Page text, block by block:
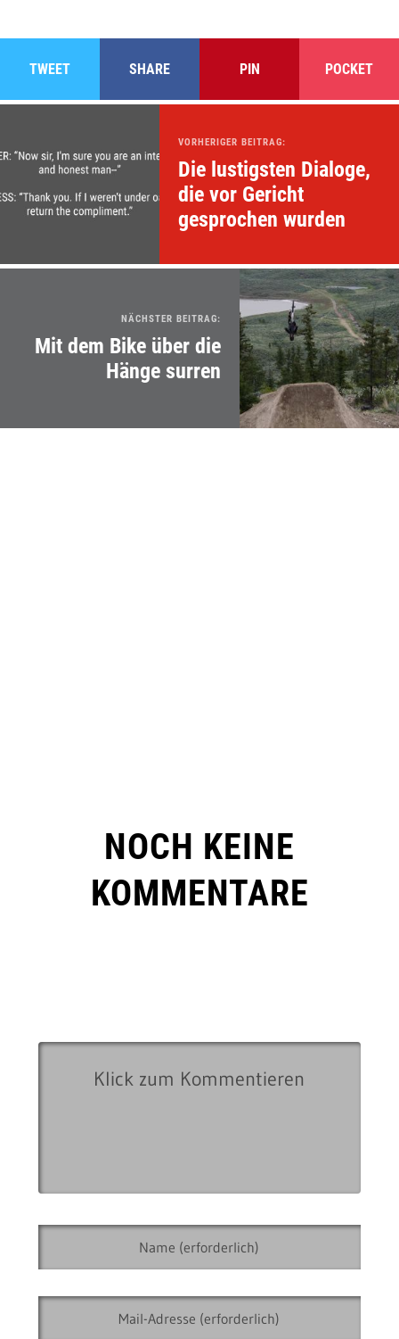
TWEET SHARE PIN POCKET
VORHERIGER BEITRAG:
Die lustigsten Dialoge,
die vor Gericht
gesprochen wurden
NÄCHSTER BEITRAG:
Mit dem Bike über die
Hänge surren
NOCH KEINE
KOMMENTARE